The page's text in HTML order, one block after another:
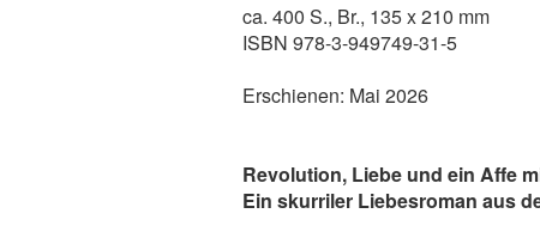
ca. 400 S., Br., 135 x 210 mm
ISBN 978-3-949749-31-5
Erschienen: Mai 2026
Revolution, Liebe und ein Affe
Ein skurriler Liebesroman aus